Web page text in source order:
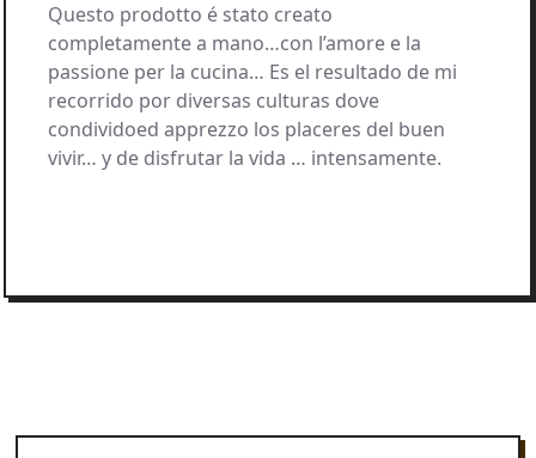
Questo prodotto é stato creato
completamente a mano…con l’amore e la
passione per la cucina… Es el resultado de mi
recorrido por diversas culturas dove
condividoed apprezzo los placeres del buen
vivir… y de disfrutar la vida … intensamente.